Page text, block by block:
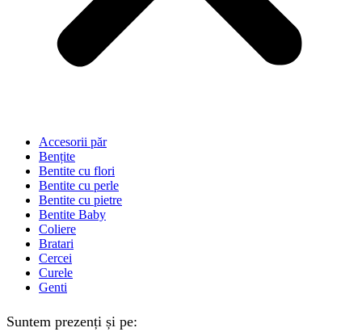
Accesorii păr
Bențite
Bentite cu flori
Bentite cu perle
Bentite cu pietre
Bentite Baby
Coliere
Bratari
Cercei
Curele
Genti
Suntem prezenți și pe: